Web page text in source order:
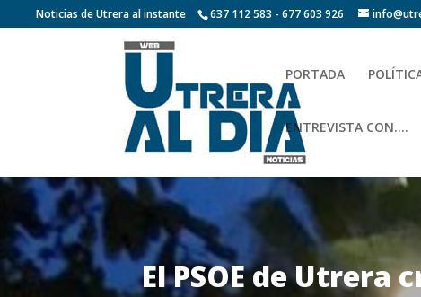
Noticias de Utrera al instante 637 112 583 - 677 603 926
PORTADA
ENTREVISTA CON….
El PSOE de Utrera